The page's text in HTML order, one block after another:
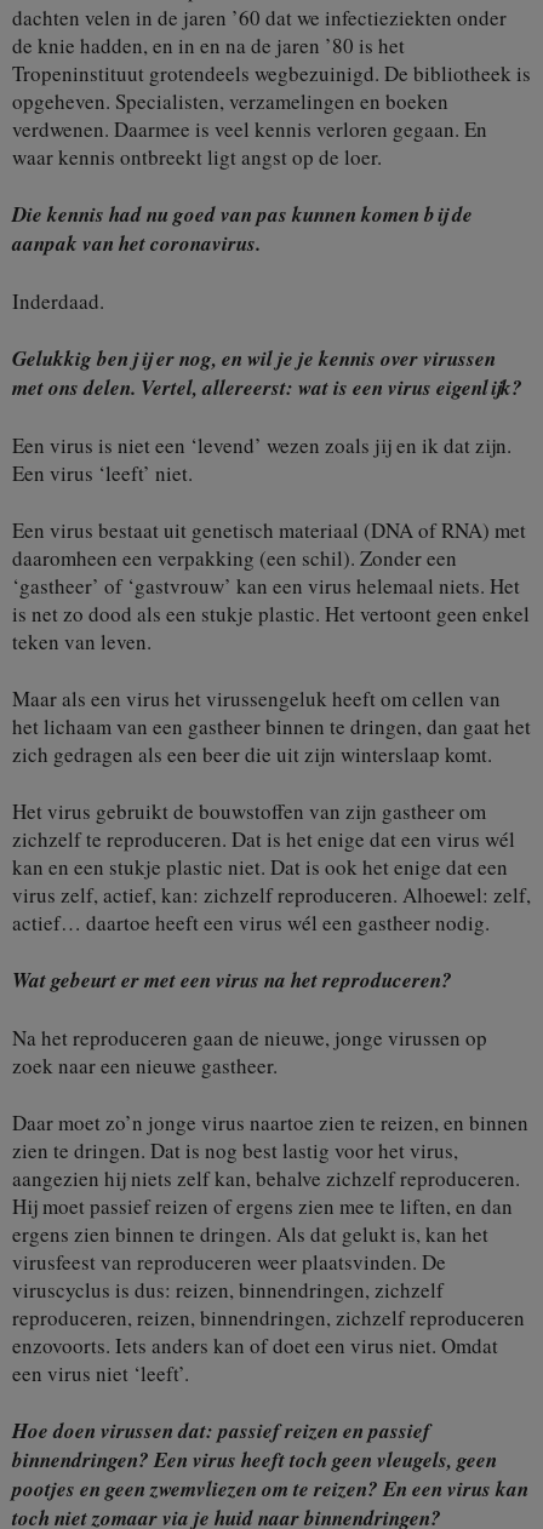
dachten velen in de jaren ’60 dat we infectieziekten onder
de knie hadden, en in en na de jaren ’80 is het
Tropeninstituut grotendeels wegbezuinigd. De bibliotheek is
opgeheven. Specialisten, verzamelingen en boeken
verdwenen. Daarmee is veel kennis verloren gegaan. En
waar kennis ontbreekt ligt angst op de loer.
Die kennis had nu goed van pas kunnen komen bij de
aanpak van het coronavirus.
Inderdaad.
Gelukkig ben jij er nog, en wil je je kennis over virussen
met ons delen. Vertel, allereerst: wat is een virus eigenlijk?
Een virus is niet een ‘levend’ wezen zoals jij en ik dat zijn.
Een virus ‘leeft’ niet.
Een virus bestaat uit genetisch materiaal (DNA of RNA) met
daaromheen een verpakking (een schil). Zonder een
‘gastheer’ of ‘gastvrouw’ kan een virus helemaal niets. Het
is net zo dood als een stukje plastic. Het vertoont geen enkel
teken van leven.
Maar als een virus het virussengeluk heeft om cellen van
het lichaam van een gastheer binnen te dringen, dan gaat het
zich gedragen als een beer die uit zijn winterslaap komt.
Het virus gebruikt de bouwstoffen van zijn gastheer om
zichzelf te reproduceren. Dat is het enige dat een virus wél
kan en een stukje plastic niet. Dat is ook het enige dat een
virus zelf, actief, kan: zichzelf reproduceren. Alhoewel: zelf,
actief… daartoe heeft een virus wél een gastheer nodig.
Wat gebeurt er met een virus na het reproduceren?
Na het reproduceren gaan de nieuwe, jonge virussen op
zoek naar een nieuwe gastheer.
Daar moet zo’n jonge virus naartoe zien te reizen, en binnen
zien te dringen. Dat is nog best lastig voor het virus,
aangezien hij niets zelf kan, behalve zichzelf reproduceren.
Hij moet passief reizen of ergens zien mee te liften, en dan
ergens zien binnen te dringen. Als dat gelukt is, kan het
virusfeest van reproduceren weer plaatsvinden. De
viruscyclus is dus: reizen, binnendringen, zichzelf
reproduceren, reizen, binnendringen, zichzelf reproduceren
enzovoorts. Iets anders kan of doet een virus niet. Omdat
een virus niet ‘leeft’.
Hoe doen virussen dat: passief reizen en passief
binnendringen? Een virus heeft toch geen vleugels, geen
pootjes en geen zwemvliezen om te reizen? En een virus kan
toch niet zomaar via je huid naar binnendringen?